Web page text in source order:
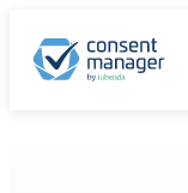
contenuto